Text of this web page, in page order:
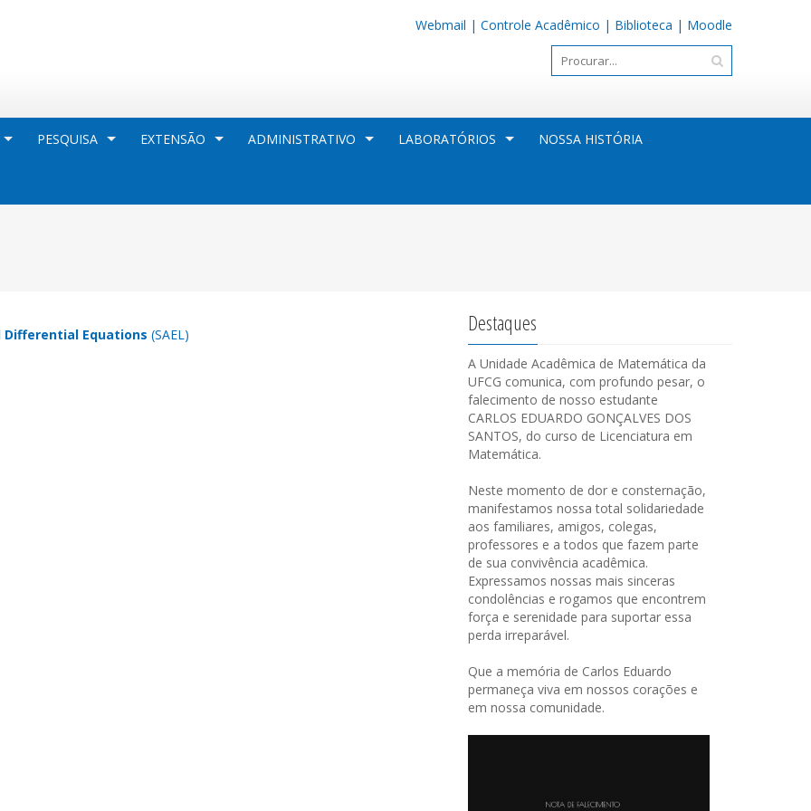
Webmail | Controle Acadêmico | Biblioteca | Moodle
PESQUISA EXTENSÃO ADMINISTRATIVO LABORATÓRIOS NOSSA HISTÓRIA
Differential Equations (SAEL) Destaques
A Unidade Acadêmica de Matemática da
UFCG comunica, com profundo pesar, o
falecimento de nosso estudante
CARLOS EDUARDO GONÇALVES DOS
SANTOS, do curso de Licenciatura em
Matemática.
Neste momento de dor e consternação,
manifestamos nossa total solidariedade
aos familiares, amigos, colegas,
professores e a todos que fazem parte
de sua convivência acadêmica.
Expressamos nossas mais sinceras
condolências e rogamos que encontrem
força e serenidade para suportar essa
perda irreparável.
Que a memória de Carlos Eduardo
permaneça viva em nossos corações e
em nossa comunidade.